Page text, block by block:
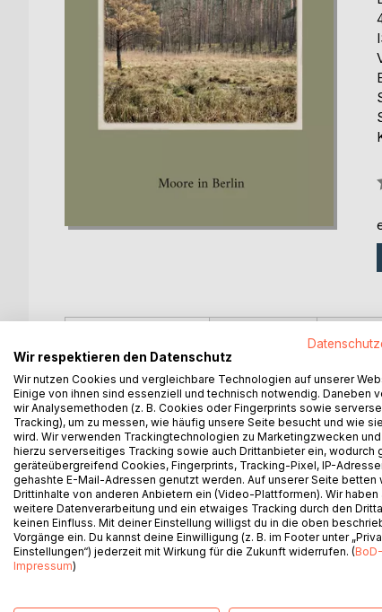
Bei den drei Mooren auf dem Schmöckwitzer
aus weichseleiszeitlichen Schmelzwassern
Berliner Urstromtal. Wie genau diese Moore
WEITERE TITEL BEI
Wir respektieren den Datenschutz
Wir nutzen Cookies und vergleichbare Technologien auf unserer
Einige von ihnen sind essenziell und technisch notwendig. Daneben
wir Analysemethoden (z. B. Cookies oder Fingerprints sowie
Tracking), um zu messen, wie häufig unsere Seite besucht und wie
wird. Wir verwenden Trackingtechnologien zu Marketingzwecken
hierzu serverseitiges Tracking sowie auch Drittanbieter ein, wodurch
geräteübergreifend Cookies, Fingerprints, Tracking-Pixel, IP-
gehashte E-Mail-Adressen genutzt werden. Auf unserer Seite betten
Drittinhalte von anderen Anbietern ein (Video-Plattformen). Wir haben
weitere Datenverarbeitung und ein etwaiges Tracking durch den
keinen Einfluss. Mit deiner Einstellung willigst du in die oben
Vorgänge ein. Du kannst deine Einwilligung (z. B. im Footer unter
Einstellungen“) jederzeit mit Wirkung für die Zukunft widerrufen. (BoD-
Impressum)